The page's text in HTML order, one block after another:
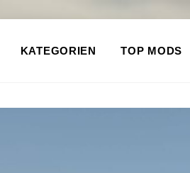
KATEGORIEN TOP MODS